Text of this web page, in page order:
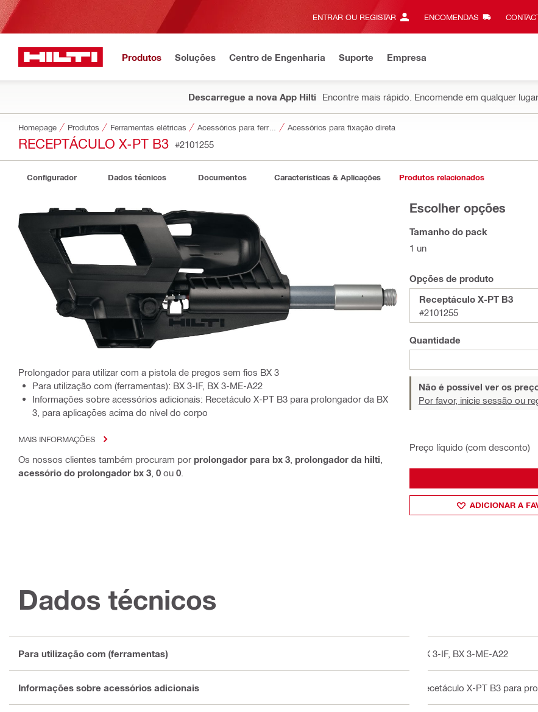
ENTRAR OU REGISTAR ENCOMENDAS
Produtos Soluções Centro de Engenharia Suporte Empresa
Descarregue a nova App Hilti Encontre mais rápido. Encomende em qualquer lugar.
Homepage Produtos Ferramentas elétricas Acessórios para ferramentas Acessórios para fixação direta
RECEPTÁCULO X-PT B3 #2101255
Configurador Dados técnicos Documentos Características & Aplicações Produtos relacionados
Prolongador para utilizar com a pistola de pregos sem fios BX 3
Para utilização com (ferramentas): BX 3-IF, BX 3-ME-A22
Informações sobre acessórios adicionais: Recetáculo X-PT B3 para prolongador da BX
3, para aplicações acima do nível do corpo
MAIS INFORMAÇÕES
Os nossos clientes também procuram por prolongador para bx 3 prolongador da hilti
acessório do prolongador bx 3 0 ou 0
Escolher opções
Tamanho do pack
1 un
Opções de produto
Receptáculo X-PT B3
#2101255
Quantidade
Não é possível ver os
Por favor, inicie sessão ou
Preço líquido (com desconto)
ADICIONAR A
Dados técnicos
Para utilização com (ferramentas) BX 3-IF, BX 3-ME-A22
Informações sobre acessórios adicionais Recetáculo X-PT B3 para